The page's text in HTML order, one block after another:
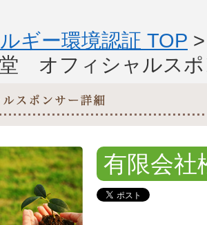
ギー環境認証 TOP
オフィシャルスポ
有限会社